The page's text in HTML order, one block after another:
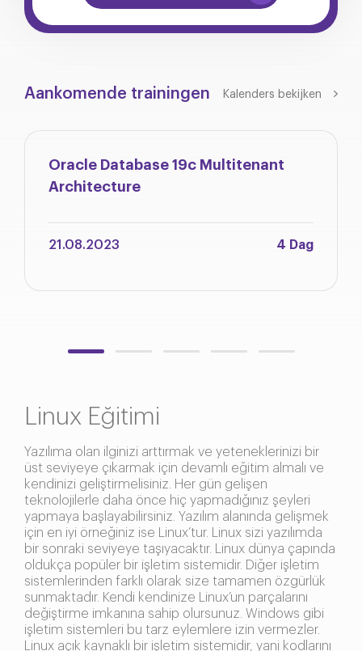
Aankomende trainingen Kalenders bekijken
Oracle Database 19c Multitenant
Architecture
21.08.2023 4 Dag
Linux Eğitimi
Yazılıma olan ilginizi arttırmak ve yeteneklerinizi bir
üst seviyeye çıkarmak için devamlı eğitim almalı ve
kendinizi geliştirmelisiniz. Her gün gelişen
teknolojilerle daha önce hiç yapmadığınız şeyleri
yapmaya başlayabilirsiniz. Yazılım alanında gelişmek
için en iyi örneğiniz ise Linux’tur. Linux sizi yazılımda
bir sonraki seviyeye taşıyacaktır. Linux dünya çapında
oldukça popüler bir işletim sistemidir. Diğer işletim
sistemlerinden farklı olarak size tamamen özgürlük
sunmaktadır. Kendi kendinize Linux’un parçalarını
değiştirme imkanına sahip olursunuz. Windows gibi
işletim sistemleri bu tarz eylemlere izin vermezler.
Linux açık kaynaklı bir işletim sistemidir, yani kodlarını